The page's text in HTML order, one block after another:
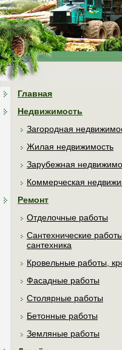
Главная
Недвижимость
Загородная
Жилая недвижимость
Зарубежная
Коммерческая
Ремонт
Отделочные работы
Сантехнические работы,
сантехника
Кровельные работы,
Фасадные работы
Столярные работы
Бетонные работы
Земляные работы